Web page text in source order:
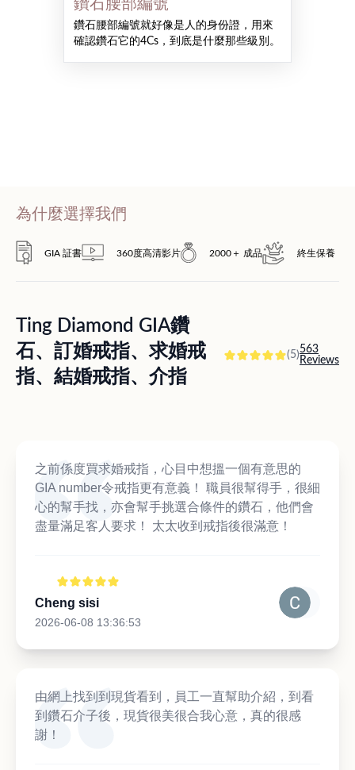
鑽石腰部編號就好像是人的身份證，用來
確認鑽石它的4Cs，到底是什麼那些級別。
為什麼選擇我們
GIA 証書 360度高清影片 2000＋ 成品 終生保養
Ting Diamond GIA鑽
石、訂婚戒指、求婚戒
指、結婚戒指、介指
(5)563
Reviews
之前係度買求婚戒指，心目中想搵一個有意思的
GIA number令戒指更有意義！ 職員很幫得手，很細
心的幫手找，亦會幫手挑選合條件的鑽石，他們會
盡量滿足客人要求！ 太太收到戒指後很滿意！
Cheng sisi
2026-06-08 13:36:53
由網上找到到現貨看到，員工一直幫助介紹，到看
到鑽石介子後，現貨很美很合我心意，真的很感
謝！